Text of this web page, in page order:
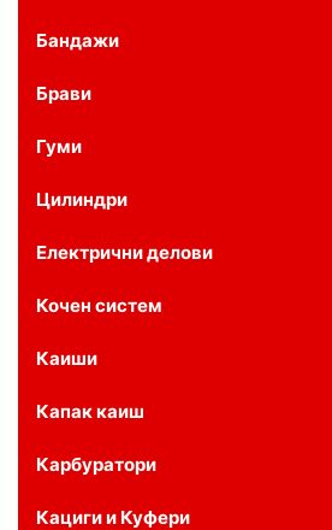
Бандажи
Брави
Гуми
Цилиндри
Електрични делови
Кочен систем
Каиши
Капак каиш
Карбуратори
Кациги и Куфери